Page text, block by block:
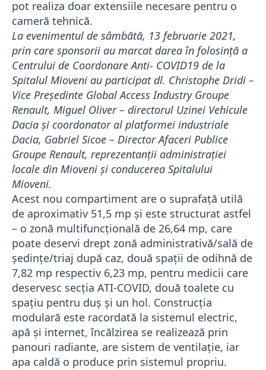
pot realiza doar extensiile necesare pentru o
cameră tehnică.
La evenimentul de sâmbătă, 13 februarie 2021,
prin care sponsorii au marcat darea în folosință a
Centrului de Coordonare Anti- COVID19 de la
Spitalul Mioveni au participat dl. Christophe Dridi –
Vice Președinte Global Access Industry Groupe
Renault, Miguel Oliver – directorul Uzinei Vehicule
Dacia și coordonator al platformei industriale
Dacia, Gabriel Sicoe – Director Afaceri Publice
Groupe Renault, reprezentanții administrației
locale din Mioveni și conducerea Spitalului
Mioveni.
Acest nou compartiment are o suprafață utilă
de aproximativ 51,5 mp și este structurat astfel
– o zonă multifuncțională de 26,64 mp, care
poate deservi drept zonă administrativă/sală de
ședințe/triaj după caz, două spații de odihnă de
7,82 mp respectiv 6,23 mp, pentru medicii care
deservesc secția ATI-COVID, două toalete cu
spațiu pentru duș și un hol. Construcția
modulară este racordată la sistemul electric,
apă și internet, încălzirea se realizează prin
panouri radiante, are sistem de ventilație, iar
apa caldă o produce prin sistemul propriu.